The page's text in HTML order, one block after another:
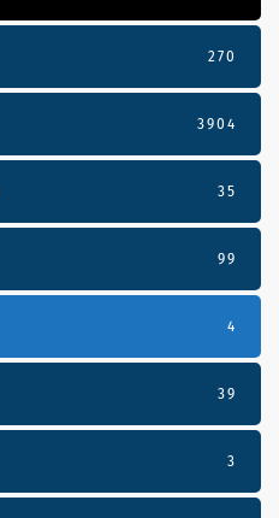
270
3904
35
99
4
39
3